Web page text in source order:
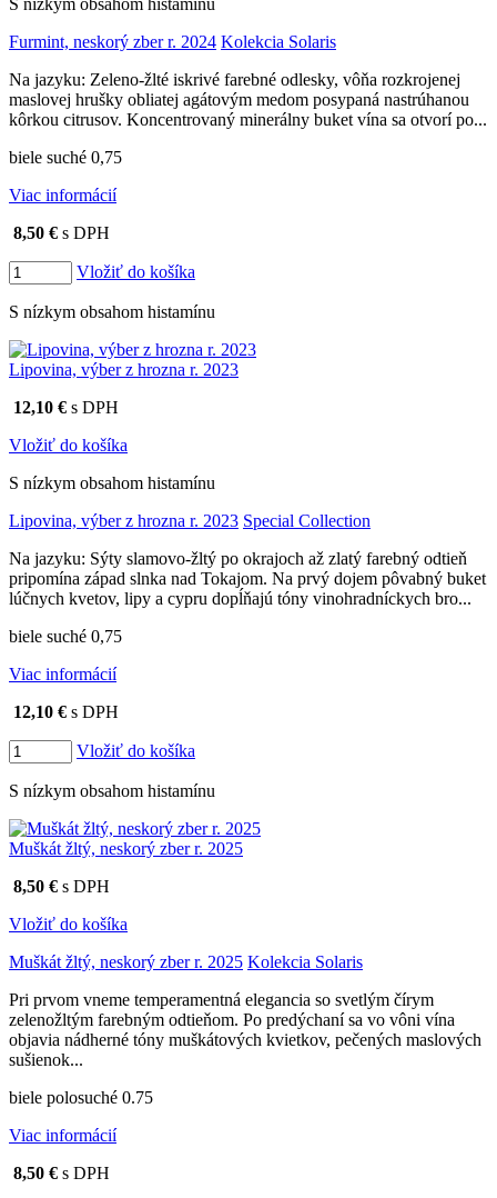
Furmint, neskorý zber r. 2024 Kolekcia Solaris
Na jazyku: Zeleno-žlté iskrivé farebné odlesky, vôňa rozkrojenej
maslovej hrušky obliatej agátovým medom posypaná nastrúhanou
kôrkou citrusov. Koncentrovaný minerálny buket vína sa otvorí po...
biele suché 0,75
Viac informácií
8,50 € s DPH
Vložiť do košíka
S nízkym obsahom histamínu
Lipovina, výber z hrozna r. 2023
12,10 € s DPH
Vložiť do košíka
S nízkym obsahom histamínu
Lipovina, výber z hrozna r. 2023 Special Collection
Na jazyku: Sýty slamovo-žltý po okrajoch až zlatý farebný odtieň
pripomína západ slnka nad Tokajom. Na prvý dojem pôvabný buket
lúčnych kvetov, lipy a cypru dopĺňajú tóny vinohradníckych bro...
biele suché 0,75
Viac informácií
12,10 € s DPH
Vložiť do košíka
S nízkym obsahom histamínu
Muškát žltý, neskorý zber r. 2025
8,50 € s DPH
Vložiť do košíka
Muškát žltý, neskorý zber r. 2025 Kolekcia Solaris
Pri prvom vneme temperamentná elegancia so svetlým čírym
zelenožltým farebným odtieňom. Po predýchaní sa vo vôni vína
objavia nádherné tóny muškátových kvietkov, pečených maslových
sušienok...
biele polosuché 0.75
Viac informácií
8,50 € s DPH